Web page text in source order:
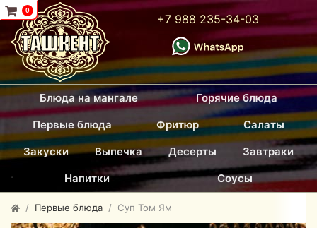
...
+7 988 235-34-03
Блюда на мангале
Горячие блюда
Первые блюда
Фритюр
Салаты
Закуски
Выпечка Десерты
Завтраки
Напитки
Соусы
Первые блюда Суп Том Ям
.
0